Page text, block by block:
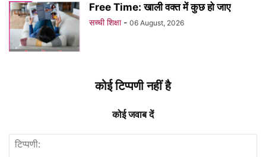
Free Time: खाली वक्त में कुछ हो जाए
सच्ची शिक्षा - 06 August, 2026
कोई टिप्पणी नहीं है
कोई जवाब दें